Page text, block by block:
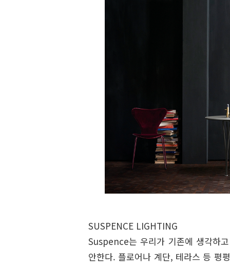
SUSPENCE LIGHTING
Suspence는 우리가 기존에 생각하
안한다. 플로어나 계단, 테라스 등 평